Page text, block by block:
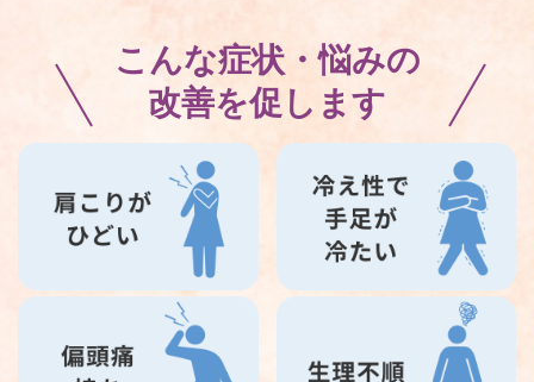
こんな症状・悩みの
改善を促します